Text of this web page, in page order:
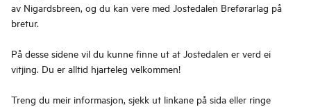
av Nigardsbreen, og du kan vere med Jostedalen Breførarlag på
bretur.
På desse sidene vil du kunne finne ut at Jostedalen er verd ei
vitjing. Du er alltid hjarteleg velkommen!
Treng du meir informasjon, sjekk ut linkane på sida eller ringe